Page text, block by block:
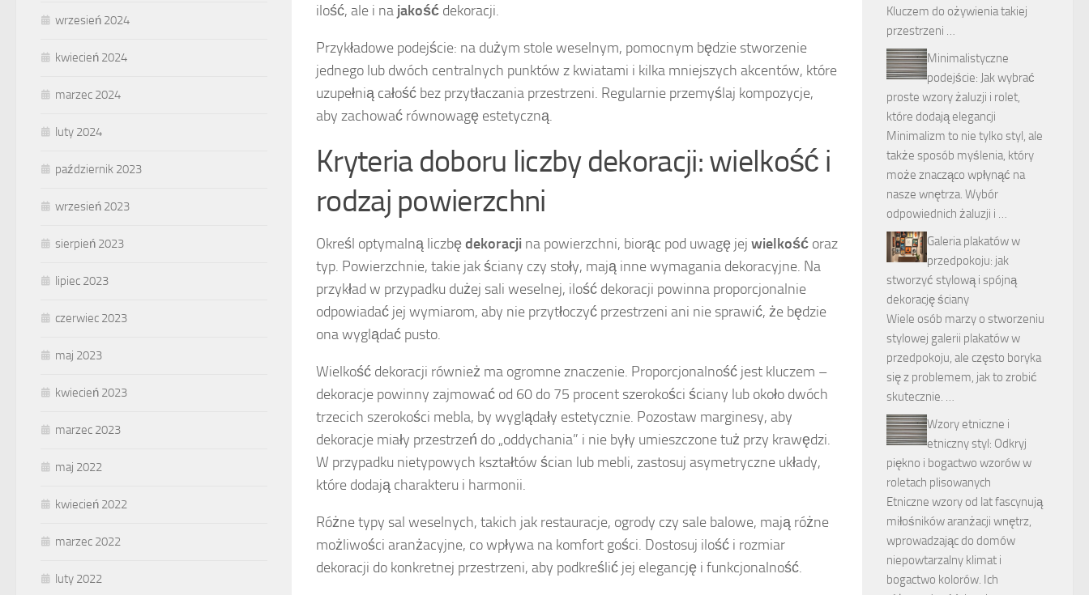
ilość, ale i na jakość dekoracji.
Przykładowe podejście: na dużym stole weselnym, pomocnym będzie stworzenie
jednego lub dwóch centralnych punktów z kwiatami i kilka mniejszych akcentów, które
uzupełnią całość bez przytłaczania przestrzeni. Regularnie przemyślaj kompozycje,
aby zachować równowagę estetyczną.
Kryteria doboru liczby dekoracji: wielkość i
rodzaj powierzchni
Określ optymalną liczbędekoracji na powierzchni, biorąc pod uwagę jej wielkość oraz
typ. Powierzchnie, takie jak ściany czy stoły, mają inne wymagania dekoracyjne. Na
przykład w przypadku dużej sali weselnej, ilość dekoracji powinna proporcjonalnie
odpowiadać jej wymiarom, aby nie przytłoczyć przestrzeni ani nie sprawić, że będzie
ona wyglądać pusto.
Wielkość dekoracji również ma ogromne znaczenie. Proporcjonalność jest kluczem –
dekoracje powinny zajmować od 60 do 75 procent szerokości ściany lub około dwóch
trzecich szerokości mebla, by wyglądały estetycznie. Pozostaw marginesy, aby
dekoracje miały przestrzeń do „oddychania” i nie były umieszczone tuż przy krawędzi.
W przypadku nietypowych kształtów ścian lub mebli, zastosuj asymetryczne układy,
które dodają charakteru i harmonii.
Różne typy sal weselnych, takich jak restauracje, ogrody czy sale balowe, mają różne
możliwości aranżacyjne, co wpływa na komfort gości. Dostosuj ilość i rozmiar
dekoracji do konkretnej przestrzeni, aby podkreślić jej elegancję i funkcjonalność.
wrzesień 2024
kwiecień 2024
marzec 2024
luty 2024
październik 2023
wrzesień 2023
sierpień 2023
lipiec 2023
czerwiec 2023
maj 2023
kwiecień 2023
marzec 2023
maj 2022
kwiecień 2022
marzec 2022
luty 2022
Kluczem do ożywienia takiej
przestrzeni …
Minimalistyczne
podejście: Jak wybrać
proste wzory żaluzji i rolet,
które dodają elegancji
Minimalizm to nie tylko styl, ale
także sposób myślenia, który
może znacząco wpłynąć na
nasze wnętrza. Wybór
odpowiednich żaluzji i …
Galeria plakatów w
przedpokoju: jak
stworzyć stylową i spójną
dekorację ściany
Wiele osób marzy o stworzeniu
stylowej galerii plakatów w
przedpokoju, ale często boryka
się z problemem, jak to zrobić
skutecznie. …
Wzory etniczne i
etniczny styl: Odkryj
piękno i bogactwo wzorów w
roletach plisowanych
Etniczne wzory od lat fascynują
miłośników aranżacji wnętrz,
wprowadzając do domów
niepowtarzalny klimat i
bogactwo kolorów. Ich